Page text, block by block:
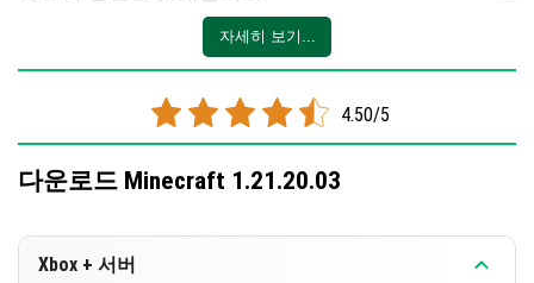
주요 변경 사항으로는 개편된 Realm 초대 기능이 포함
되어, 각 Realm당 최대 5개의 링크를 만들 수 있으며,
기간 및 삭제를 관리할 수 있는 옵션이 추가되었습니
다. Wind Charge 메커니즘이 개선되어 플레이어의 이
동성이 향상되었으며, 낙하 피해 발생이 감소했습니
로 풍부해졌고, Lush Caves를 위한 새로운 멜로디도 추
가되었습니다. 또한, 이전 베타 버전의 모든 기능이 이
자세히 보기...
4.50/5
다운로드 Minecraft 1.21.20.03
Xbox + 서버